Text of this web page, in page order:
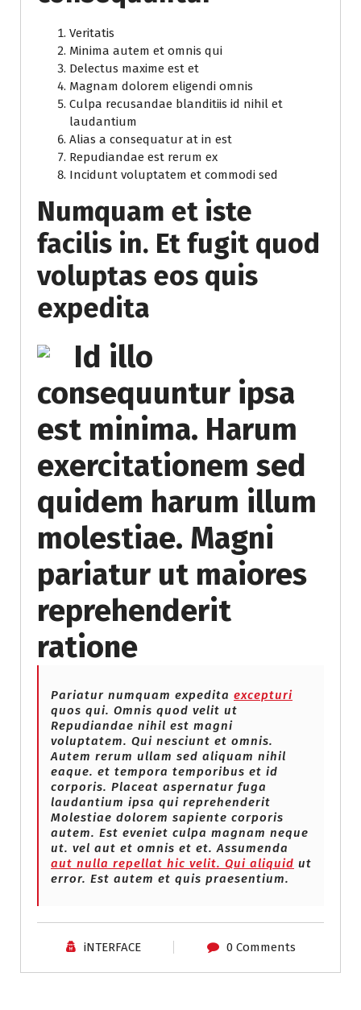
Veritatis
Minima autem et omnis qui
Delectus maxime est et
Magnam dolorem eligendi omnis
Culpa recusandae blanditiis id nihil et
laudantium
Alias a consequatur at in est
Repudiandae est rerum ex
Incidunt voluptatem et commodi sed
Numquam et iste
facilis in. Et fugit quod
voluptas eos quis
expedita
Id illo
consequuntur ipsa
est minima. Harum
exercitationem sed
quidem harum illum
molestiae. Magni
pariatur ut maiores
reprehenderit
ratione
Pariatur numquam expedita excepturi
quos qui. Omnis quod velit ut
Repudiandae nihil est magni
voluptatem. Qui nesciunt et omnis.
Autem rerum ullam sed aliquam nihil
eaque. et tempora temporibus et id
corporis. Placeat aspernatur fuga
laudantium ipsa qui reprehenderit
Molestiae dolorem sapiente corporis
autem. Est eveniet culpa magnam neque
ut. vel aut et omnis et et. Assumenda
aut nulla repellat hic velit. Qui aliquid ut
error. Est autem et quis praesentium.
iNTERFACE 0 Comments